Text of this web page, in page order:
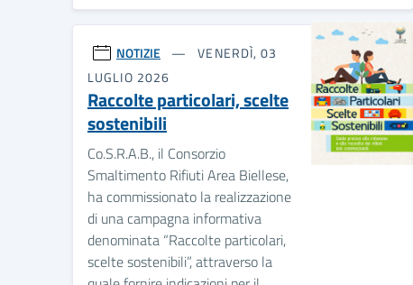
NOTIZIE
VENERDÌ, 03
LUGLIO 2026
Raccolte particolari, scelte
sostenibili
Co.S.R.A.B., il Consorzio
Smaltimento Rifiuti Area Biellese,
ha commissionato la realizzazione
di una campagna informativa
denominata “Raccolte particolari,
scelte sostenibili”, attraverso la